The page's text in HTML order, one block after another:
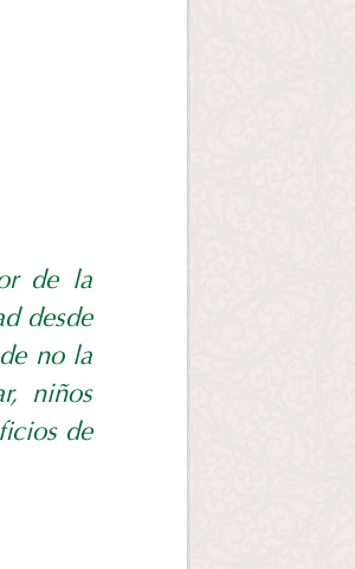
de la
desde
no la
niños
de